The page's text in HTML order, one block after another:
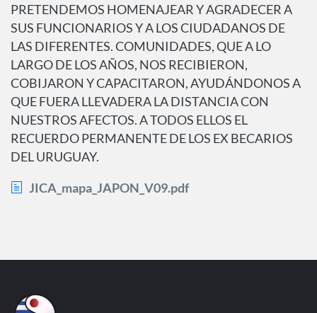
PRETENDEMOS HOMENAJEAR Y AGRADECER A
SUS FUNCIONARIOS Y A LOS CIUDADANOS DE
LAS DIFERENTES. COMUNIDADES, QUE A LO
LARGO DE LOS AÑOS, NOS RECIBIERON,
COBIJARON Y CAPACITARON, AYUDÁNDONOS A
QUE FUERA LLEVADERA LA DISTANCIA CON
NUESTROS AFECTOS. A TODOS ELLOS EL
RECUERDO PERMANENTE DE LOS EX BECARIOS
DEL URUGUAY.
JICA_mapa_JAPON_V09.pdf